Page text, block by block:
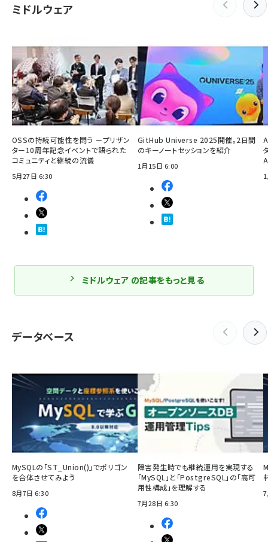
ミドルウェア
OSSの持続可能性を問う －プリザン
ター10周年記念イベントで語られた
コミュニティと継続の流儀
5月27日 6:30
GitHub Universe 2025開催。2日間
のキーノートセッションを紹介
1月15日 6:00
ミドルウェア の記事をもっと見る
データベース
MySQLの「ST_Union()」でポリゴン
を合体させてみよう
8月7日 6:30
障害発生時でも継続運用を実現する
「MySQL」と「PostgreSQL」の「高可
用性構成」を理解する
7月28日 6:30